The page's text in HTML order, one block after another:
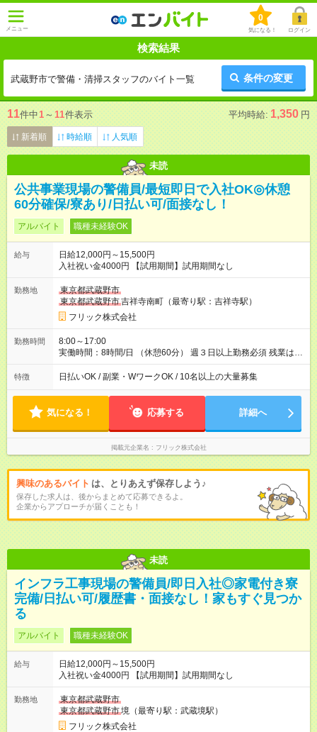
メニュー
0
気になる！ ログイン
検索結果
武蔵野市で警備・清掃スタッフのバイト一覧 条件の変更
11件中1 ～ 11件表示 平均時給: 1,350 円
新着順 時給順 人気順
未読
公共事業現場の警備員/最短即日で入社OK◎休憩
60分確保/寮あり/日払い可/面接なし！
アルバイト 職種未経験OK
給与
日給12,000円～15,500円
入社祝い金4000円 【試用期間】試用期間なし
勤務地
東京都武蔵野市
東京都武蔵野市吉祥寺南町（最寄り駅：吉祥寺駅）
フリック株式会社
勤務時間
8:00～17:00
実働時間：8時間/日 （休憩60分） 週３日以上勤務必須 残業はあ
りません。 ※短期の募集は行っておりません。予めご了承くだ
さいませ。
特徴 日払いOK / 副業・WワークOK / 10名以上の大量募集
気になる！ 応募する 詳細へ
掲載元企業名 フリック株式会社
興味のあるバイト は、とりあえず保存しよう♪
保存した求人は、後からまとめて応募できるよ。
企業からアプローチが届くことも！
未読
インフラ工事現場の警備員/即日入社◎家電付き寮
完備/日払い可/履歴書・面接なし！家もすぐ見つか
る
アルバイト 職種未経験OK
給与
日給12,000円～15,500円
入社祝い金4000円 【試用期間】試用期間なし
勤務地
東京都武蔵野市
東京都武蔵野市境（最寄り駅：武蔵境駅）
フリック株式会社